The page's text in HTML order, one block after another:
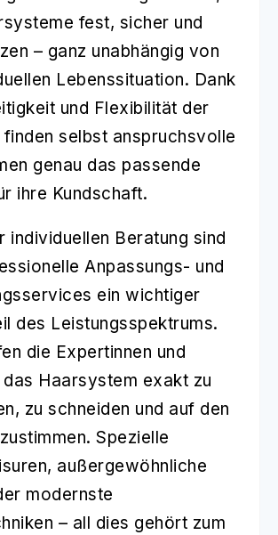
fest, sicher und
– ganz unabhängig von
Lebenssituation. Dank
und Flexibilität der
selbst anspruchsvolle
genau das passende
ihre Kundschaft.
individuellen Beratung sind
Anpassungs- und
ein wichtiger
des Leistungsspektrums.
die Expertinnen und
Haarsystem exakt zu
zu schneiden und auf den
Spezielle
außergewöhnliche
modernste
– all dies gehört zum